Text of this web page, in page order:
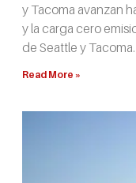
y Tacoma avanzan
y la carga cero
de Seattle y Tacoma.
Read More »